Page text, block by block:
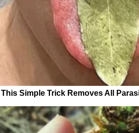
This Simple Trick Removes All